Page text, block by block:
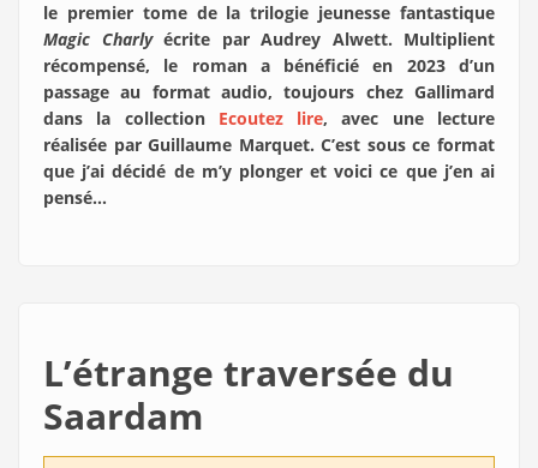
le premier tome de la trilogie jeunesse fantastique
Magic Charlyécrite par Audrey Alwett. Multiplient
récompensé, le roman a bénéficié en 2023 d’un
passage au format audio, toujours chez Gallimard
dans la collection Ecoutez lire, avec une lecture
réalisée par Guillaume Marquet. C’est sous ce format
que j’ai décidé de m’y plonger et voici ce que j’en ai
pensé…
L’étrange traversée du
Saardam